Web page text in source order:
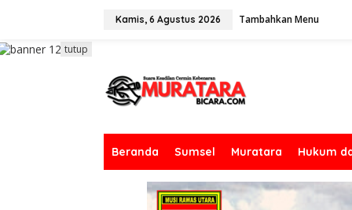
a
Kamis, 6 Agustus 2026 Tambahkan Menu
Beranda Sumsel Muratara Hukum
tutup